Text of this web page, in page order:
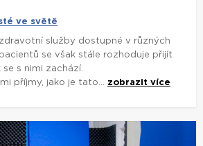
ve světě
služby dostupné v různých
se však stále rozhoduje přijít
s nimi zachází.
příjmy, jako je tato... zobrazit více